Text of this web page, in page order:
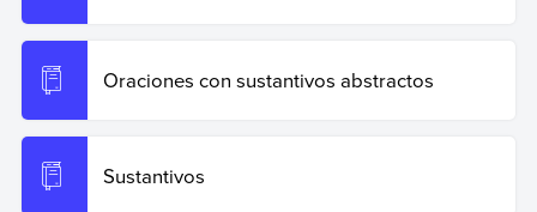
Oraciones con sustantivos abstractos
Sustantivos